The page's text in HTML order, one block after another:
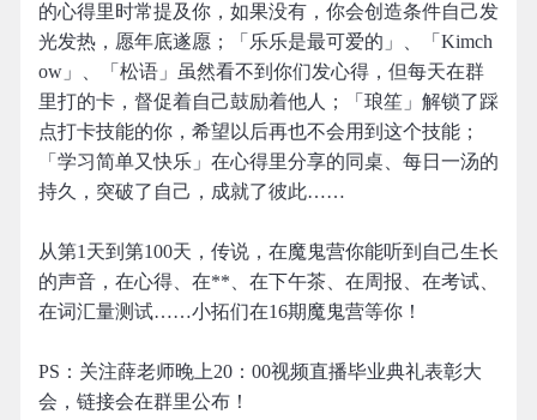
的心得里时常提及你，如果没有，你会创造条件自己发
光发热，愿年底遂愿；「乐乐是最可爱的」、「Kimch
ow」、「松语」虽然看不到你们发心得，但每天在群
里打的卡，督促着自己鼓励着他人；「琅笙」解锁了踩
点打卡技能的你，希望以后再也不会用到这个技能；
「学习简单又快乐」在心得里分享的同桌、每日一汤的
持久，突破了自己，成就了彼此……
从第1天到第100天，传说，在魔鬼营你能听到自己生长
的声音，在心得、在**、在下午茶、在周报、在考试、
在词汇量测试……小拓们在16期魔鬼营等你！
PS：关注薛老师晚上20：00视频直播毕业典礼表彰大
会，链接会在群里公布！